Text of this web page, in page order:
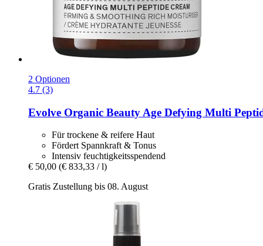
2 Optionen
4.7 (3)
Evolve Organic Beauty Age Defying Multi
Für trockene & reifere Haut
Fördert Spannkraft & Tonus
Intensiv feuchtigkeitsspendend
€ 50,00 (€ 833,33 / l)
Gratis Zustellung bis 08. August